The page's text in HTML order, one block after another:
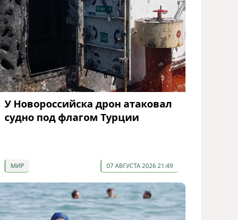
У Новороссийска дрон атаковал
судно под флагом Турции
МИР 07 АВГУСТА 2026 21:49